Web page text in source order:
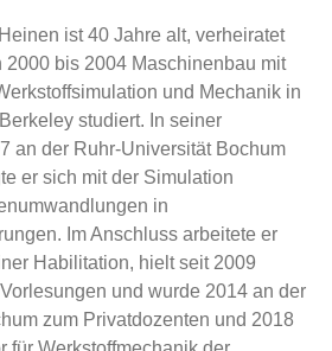
ist 40 Jahre alt, verheiratet
2000 bis 2004 Maschinenbau mit
und Mechanik in
studiert. In seiner
an der Ruhr-Universität Bochum
er sich mit der Simulation
in
Im Anschluss arbeitete er
Habilitation, hielt seit 2009
und wurde 2014 an der
zum Privatdozenten und 2018